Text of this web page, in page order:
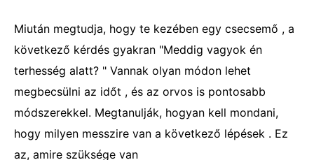
Miután megtudja, hogy te kezében egy csecsemő , a
következő kérdés gyakran "Meddig vagyok én
terhesség alatt? " Vannak olyan módon lehet
megbecsülni az időt , és az orvos is pontosabb
módszerekkel. Megtanulják, hogyan kell mondani,
hogy milyen messzire van a következő lépések . Ez
az, amire szüksége van